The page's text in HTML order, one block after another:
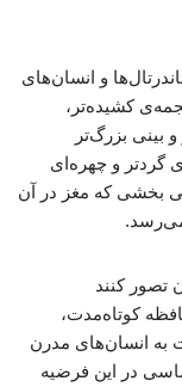
و انسان‌های
کشیده‌تر،
بینی بزرگ‌تر
گردتر و چهره‌ای
بخشی که مغز در آن
می‌رسد.
تصور کنند
کوتاه‌مدت،
به انسان‌های مدرن
در این فرضیه